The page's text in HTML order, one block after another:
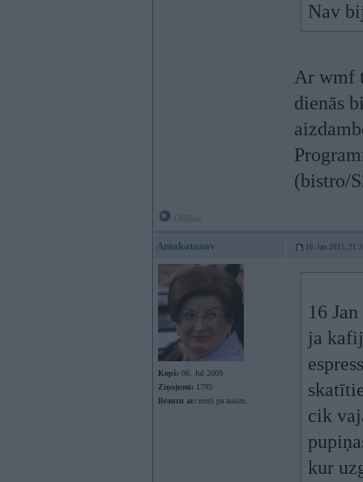
Nav
Ar wmf
dienās
(bistro/
Amakatanav 16. Jan 2015,
Kopš: 06. Jul 2009
Ziņojumi: 1795
Braucu ar: muti pa ausīm.
16
ja
cik
kur